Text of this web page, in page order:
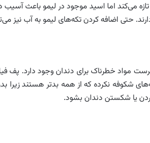
تازه می‌کند اما اسید موجود در لیمو باعث
حتی اضافه کردن تکه‌های لیمو به آب نیز
مواد خطرناک برای دندان وجود دارد. پف
شکوفه نکرده که از همه بد‌تر هستند زیرا
یا شکستن دندان بشود.